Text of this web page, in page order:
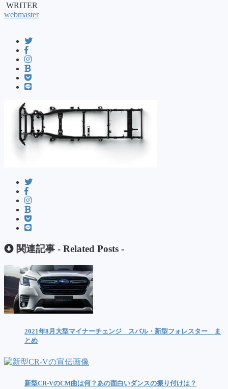
WRITER
webmaster
関連記事 - Related Posts -
2021年8月大型マイナーチェンジ スバル・新型フォレスター ま
とめ
新型CR-VのCM曲は何？あの面白いダンスの振り付けは？